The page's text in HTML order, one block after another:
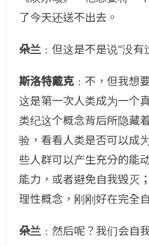
了今天还送不出去。
朵兰 ﹕但这是不是说“没
斯洛特戴克 ﹕不，但我想
这是第一次人类成为一个
类纪这个概念背后所隐藏
验，看看人类是否可以成
些人群可以产生充分的能
能力，或者避免自我毁灭
理性概念，刚刚好在完全
朵兰 ﹕然后呢？我们会自